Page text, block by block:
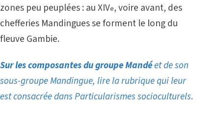
zones peu peuplées : au XIVe, voire avant, des
chefferies Mandingues se forment le long du
fleuve Gambie.
Sur les composantes du groupe Mandéet de son
sous-groupe Mandingue, lire la rubrique qui leur
est consacrée dansParticularismes socioculturels.